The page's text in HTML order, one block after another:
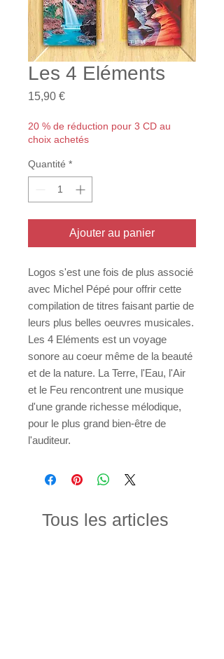
Les 4 Eléments
15,90 €Prix
20 % de réduction pour 3 CD au
choix achetés
Quantité *
Ajouter au panier
Logos s'est une fois de plus associé
avec Michel Pépé pour offrir cette
compilation de titres faisant partie de
leurs plus belles oeuvres musicales.
Les 4 Eléments est un voyage
sonore au coeur même de la beauté
et de la nature. La Terre, l'Eau, l'Air
et le Feu rencontrent une musique
d'une grande richesse mélodique,
pour le plus grand bien-être de
l'auditeur.
Tous les articles